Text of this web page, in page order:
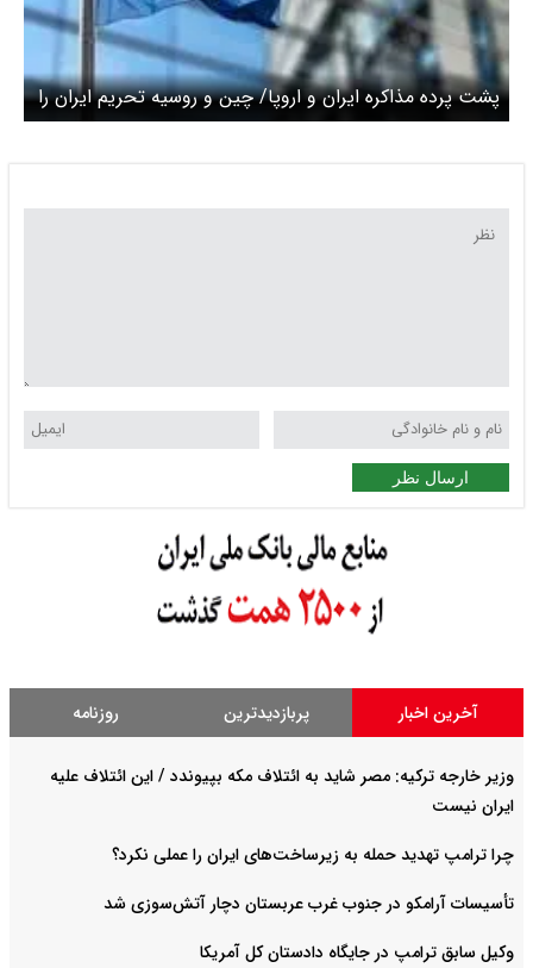
پشت پرده مذاکره ایران و اروپا/ چین و روسیه تحریم ایران را
شدیدتر کردند
ارسال نظر
آخرین اخبار پربازدیدترین روزنامه
وزیر خارجه ترکیه: مصر شاید به ائتلاف مکه بپیوندد / این ائتلاف علیه
ایران نیست
چرا ترامپ تهدید حمله به زیرساخت‌های ایران را عملی نکرد؟
تأسیسات آرامکو در جنوب غرب عربستان دچار آتش‌سوزی شد
وکیل سابق ترامپ در جایگاه دادستان کل آمریکا